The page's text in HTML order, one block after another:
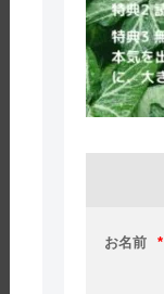
お名前 *